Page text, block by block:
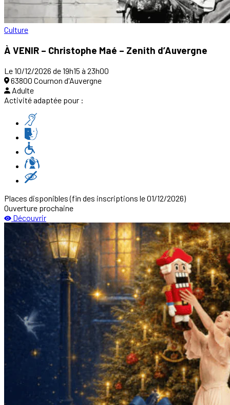
Culture
À VENIR – Christophe Maé – Zenith d’Auvergne
Le 10/12/2026 de 19h15 à 23h00
63800 Cournon d'Auvergne
Adulte
Activité adaptée pour :
Places disponibles(fin des inscriptions le 01/12/2026)
Ouverture prochaine
Découvrir